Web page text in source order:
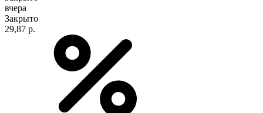
вчера
Закрыто
29,87 р.